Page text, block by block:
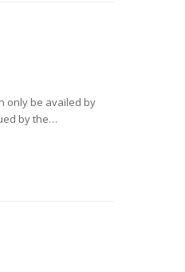
only be availed by
by the…